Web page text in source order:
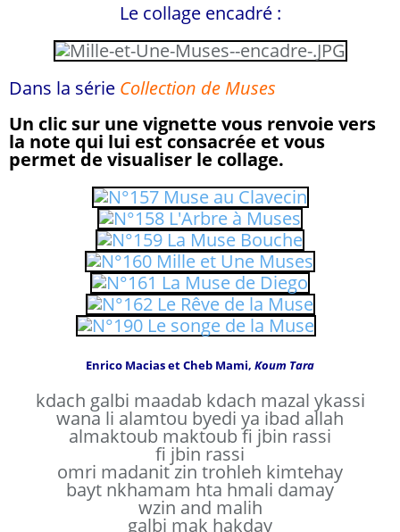
Le collage encadré :
Dans la série Collection de Muses
Un clic sur une vignette vous renvoie vers
la note qui lui est consacrée et vous
permet de visualiser le collage.
Enrico Macias et Cheb Mami, Koum Tara
kdach galbi maadab kdach mazal ykassi
wana li alamtou byedi ya ibad allah
almaktoub maktoub fi jbin rassi
fi jbin rassi
omri madanit zin trohleh kimtehay
bayt nkhamam hta hmali damay
wzin and malih
galbi mak hakday